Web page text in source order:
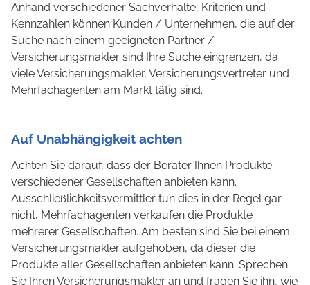
Anhand verschiedener Sachverhalte, Kriterien und
Kennzahlen können Kunden / Unternehmen, die auf der
Suche nach einem geeigneten Partner /
Versicherungsmakler sind Ihre Suche eingrenzen, da
viele Versicherungsmakler, Versicherungsvertreter und
Mehrfachagenten am Markt tätig sind.
Auf Unabhängigkeit achten
Achten Sie darauf, dass der Berater Ihnen Produkte
verschiedener Gesellschaften anbieten kann.
Ausschließlichkeitsvermittler tun dies in der Regel gar
nicht, Mehrfachagenten verkaufen die Produkte
mehrerer Gesellschaften. Am besten sind Sie bei einem
Versicherungsmakler aufgehoben, da dieser die
Produkte aller Gesellschaften anbieten kann. Sprechen
Sie Ihren Versicherungsmakler an und fragen Sie ihn, wie